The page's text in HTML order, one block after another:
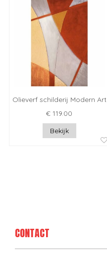
Olieverf schilderij Modern Art
€ 119.00
Bekijk
CONTACT